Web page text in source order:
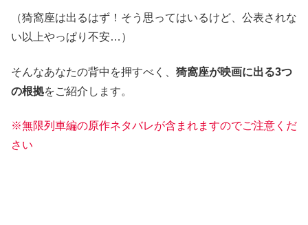
（猗窩座は出るはず！そう思ってはいるけど、公表されな
い以上やっぱり不安…）
そんなあなたの背中を押すべく、 猗窩座が映画に出る3つ
の根拠をご紹介します。
※無限列車編の原作ネタバレが含まれますのでご注意 くだ
さい